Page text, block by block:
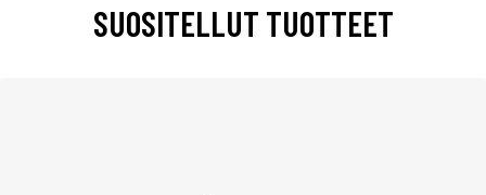
SUOSITELLUT TUOTTEET